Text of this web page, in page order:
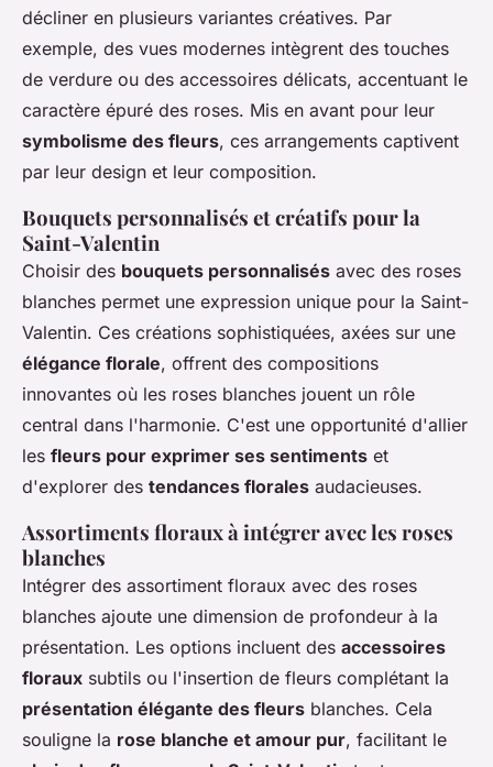
décliner en plusieurs variantes créatives. Par
exemple, des vues modernes intègrent des touches
de verdure ou des accessoires délicats, accentuant le
caractère épuré des roses. Mis en avant pour leur
symbolisme des fleurs, ces arrangements captivent
par leur design et leur composition.
Bouquets personnalisés et créatifs pour la
Saint-Valentin
Choisir des bouquets personnalisés avec des roses
blanches permet une expression unique pour la Saint-
Valentin. Ces créations sophistiquées, axées sur une
élégance florale, offrent des compositions
innovantes où les roses blanches jouent un rôle
central dans l'harmonie. C'est une opportunité d'allier
les fleurs pour exprimer ses sentiments et
d'explorer des tendances florales audacieuses.
Assortiments floraux à intégrer avec les roses
blanches
Intégrer des assortiment floraux avec des roses
blanches ajoute une dimension de profondeur à la
présentation. Les options incluent des accessoires
floraux subtils ou l'insertion de fleurs complétant la
présentation élégante des fleurs blanches. Cela
souligne la rose blanche et amour pur, facilitant le